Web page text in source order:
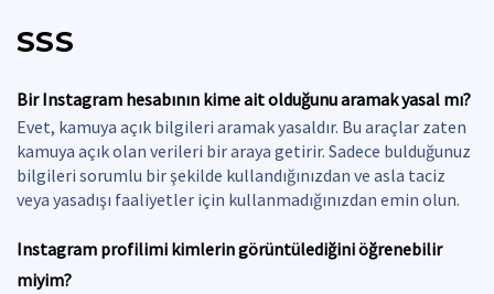
SSS
Bir Instagram hesabının kime ait olduğunu aramak yasal mı?
Evet, kamuya açık bilgileri aramak yasaldır. Bu araçlar zaten
kamuya açık olan verileri bir araya getirir. Sadece bulduğunuz
bilgileri sorumlu bir şekilde kullandığınızdan ve asla taciz
veya yasadışı faaliyetler için kullanmadığınızdan emin olun.
Instagram profilimi kimlerin görüntülediğini öğrenebilir
miyim?